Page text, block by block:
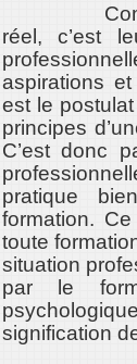
réel, c’est
aspirations
est le
principes
C’est donc
pratique
formation.
toute
situation
par le
signification